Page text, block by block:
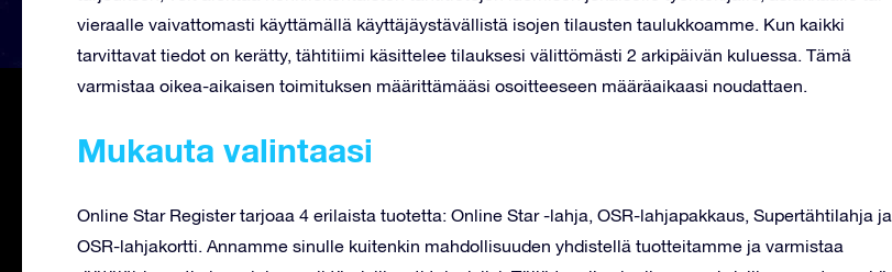
vieraalle vaivattomasti käyttämällä käyttäjäystävällistä isojen tilausten taulukkoamme. Kun kaikki
tarvittavat tiedot on kerätty, tähtitiimi käsittelee tilauksesi välittömästi 2 arkipäivän kuluessa. Tämä
varmistaa oikea-aikaisen toimituksen määrittämääsi osoitteeseen määräaikaasi noudattaen.
Mukauta valintaasi
Online Star Register tarjoaa 4 erilaista tuotetta: Online Star -lahja, OSR-lahjapakkaus, Supertähtilahja ja
OSR-lahjakortti. Annamme sinulle kuitenkin mahdollisuuden yhdistellä tuotteitamme ja varmistaa